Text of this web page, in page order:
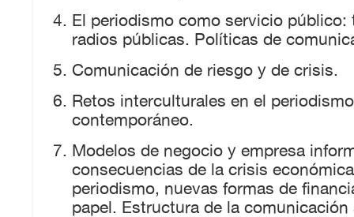
El periodismo como servicio público:
radios públicas. Políticas de
Comunicación de riesgo y de crisis.
Retos interculturales en el periodismo
contemporáneo.
Modelos de negocio y empresa
consecuencias de la crisis
periodismo, nuevas formas de
papel. Estructura de la comunicación